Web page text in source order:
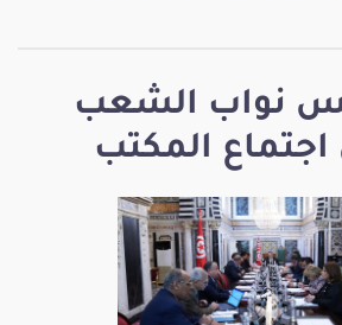
نواب الشعب
المكتب